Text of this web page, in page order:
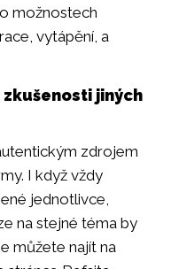
možnostech
vytápění, a
jiných
zdrojem
I když vždy
jednotlivce,
na stejné téma by
můžete najít na